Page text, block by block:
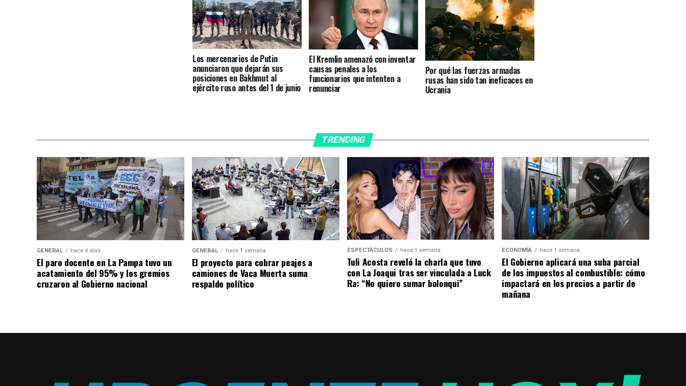
Los mercenarios de Putin
anunciaron que dejarán sus
posiciones en Bakhmut al
ejército ruso antes del 1 de junio
El Kremlin amenazó con inventar
causas penales a los
funcionarios que intenten a
renunciar
Por qué las fuerzas armadas
rusas han sido tan ineficaces en
Ucrania
TRENDING
GENERAL hace 4 días
El paro docente en La Pampa tuvo un
acatamiento del 95% y los gremios
cruzaron al Gobierno nacional
GENERAL hace 1 semana
El proyecto para cobrar peajes a
camiones de Vaca Muerta suma
respaldo político
ESPECTÁCULOS hace 1 semana
Tuli Acosta reveló la charla que tuvo
con La Joaqui tras ser vinculada a Luck
Ra: “No quiero sumar bolonqui”
ECONOMÍA hace 1 semana
El Gobierno aplicará una suba parcial
de los impuestos al combustible: cómo
impactará en los precios a partir de
mañana